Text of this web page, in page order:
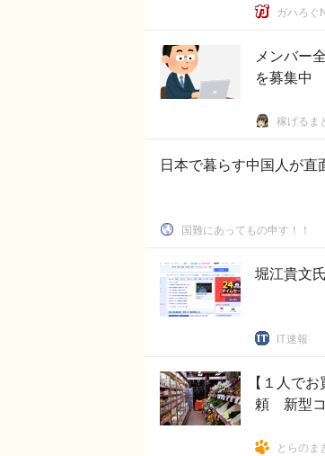
ガハろぐ
メンバー
を募集中
稼げるま
国難にあってもの申す！！
堀江貴文
IT速報
【１人で
頼 新型
とらのま